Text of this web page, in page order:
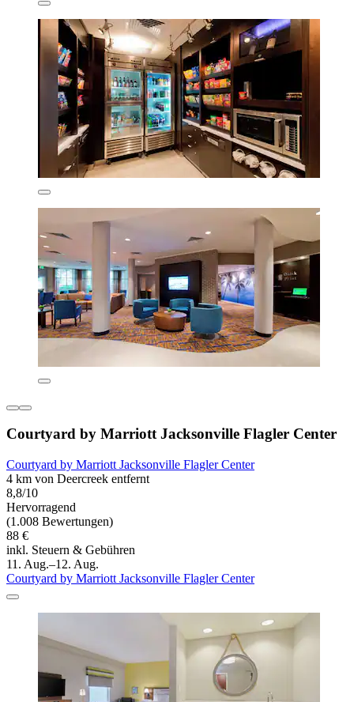
Courtyard by Marriott Jacksonville Flagler Center
Courtyard by Marriott Jacksonville Flagler Center
4 km von Deercreek entfernt
8,8/10
Hervorragend
(1.008 Bewertungen)
88 €
inkl. Steuern & Gebühren
11. Aug.–12. Aug.
Courtyard by Marriott Jacksonville Flagler Center